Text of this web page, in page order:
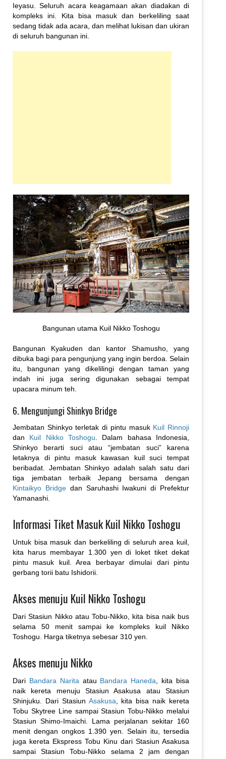
Ieyasu. Seluruh acara keagamaan akan diadakan di
kompleks ini. Kita bisa masuk dan berkeliling saat
sedang tidak ada acara, dan melihat lukisan dan ukiran
di seluruh bangunan ini.
Bangunan utama Kuil Nikko Toshogu
Bangunan Kyakuden dan kantor Shamusho, yang
dibuka bagi para pengunjung yang ingin berdoa. Selain
itu, bangunan yang dikelilingi dengan taman yang
indah ini juga sering digunakan sebagai tempat
upacara minum teh.
6. Mengunjungi Shinkyo Bridge
Jembatan Shinkyo terletak di pintu masuk Kuil Rinnoji
dan Kuil Nikko Toshogu. Dalam bahasa Indonesia,
Shinkyo berarti suci atau “jembatan suci” karena
letaknya di pintu masuk kawasan kuil suci tempat
beribadat. Jembatan Shinkyo adalah salah satu dari
tiga jembatan terbaik Jepang bersama dengan
Kintaikyo Bridgedan Saruhashi Iwakuni di Prefektur
Yamanashi.
Informasi Tiket Masuk Kuil Nikko Toshogu
Untuk bisa masuk dan berkeliling di seluruh area kuil,
kita harus membayar 1.300 yen di loket tiket dekat
pintu masuk kuil. Area berbayar dimulai dari pintu
gerbang torii batu Ishidorii.
Akses menuju Kuil Nikko Toshogu
Dari Stasiun Nikko atau Tobu-Nikko, kita bisa naik bus
selama 50 menit sampai ke kompleks kuil Nikko
Toshogu. Harga tiketnya sebesar 310 yen.
Akses menuju Nikko
Dari Bandara Naritaatau Bandara Haneda, kita bisa
naik kereta menuju Stasiun Asakusa atau Stasiun
Shinjuku. Dari Stasiun Asakusa, kita bisa naik kereta
Tobu Skytree Line sampai Stasiun Tobu-Nikko melalui
Stasiun Shimo-Imaichi. Lama perjalanan sekitar 160
menit dengan ongkos 1.390 yen. Selain itu, tersedia
juga kereta Ekspress Tobu Kinu dari Stasiun Asakusa
sampai Stasiun Tobu-Nikko selama 2 jam dengan